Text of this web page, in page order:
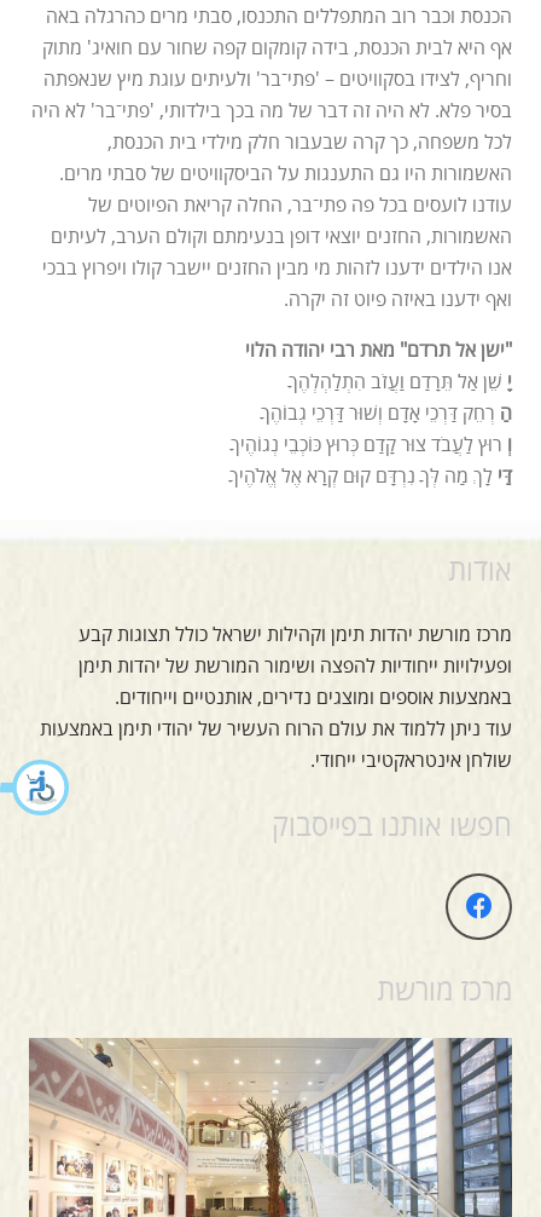
הכנסת וכבר רוב המתפללים התכנסו, סבתי מרים כהרגלה באה
אף היא לבית הכנסת, בידה קומקום קפה שחור עם חואיג' מתוק
וחריף, לצידו בסקוויטים – 'פתי־בר' ולעיתים עוגת מיץ שנאפתה
בסיר פלא. לא היה זה דבר של מה בכך בילדותי, 'פתי־בר' לא היה
לכל משפחה, כך קרה שבעבור חלק מילדי בית הכנסת,
האשמורות היו גם התענגות על הביסקוויטים של סבתי מרים.
עודנו לועסים בכל פה פתי־בר, החלה קריאת הפיוטים של
האשמורות, החזנים יוצאי דופן בנעימתם וקולם הערב, לעיתים
אנו הילדים ידענו לזהות מי מבין החזנים יישבר קולו ויפרוץ בבכי
ואף ידענו באיזה פיוט זה יקרה.
"ישן אל תרדם" מאת רבי יהודה הלוי
יָ שֵׁן אַל תֵּרָדַם וַעֲזֹב הִתְלַהְלְהֶךָ
הַ רְחֵק דַּרְכֵי אָדָם וְשׁוּר דַּרְכֵי גְבוֹהֶךָ
וְ רוּץ לַעֲבֹד צוּר קָדַם כְּרוּץ כּוֹכְבֵי נְגוֹהֶיךָ
דַּי לָךְ מַה לְּךָ נִרְדָּם קוּם קְרָא אֶל אֱלֹהֶיךָ
אודות
מרכז מורשת יהדות תימן וקהילות ישראל כולל תצוגות קבע
ופעילויות ייחודיות להפצה ושימור המורשת של יהדות תימן
באמצעות אוספים ומוצגים נדירים, אותנטיים וייחודים.
עוד ניתן ללמוד את עולם הרוח העשיר של יהודי תימן באמצעות
שולחן אינטראקטיבי ייחודי.
חפשו אותנו בפייסבוק
מרכז מורשת